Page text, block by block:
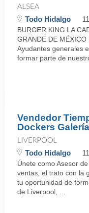
ALSEA
Todo Hidalgo
BURGER KING LA
GRANDE DE MÉXICO
Ayudantes generales
formar parte de
Vendedor
Dockers
LIVERPOOL
Todo Hidalgo
Únete como Asesor
ventas, el trato con la
tu oportunidad de
de Liverpool, ...